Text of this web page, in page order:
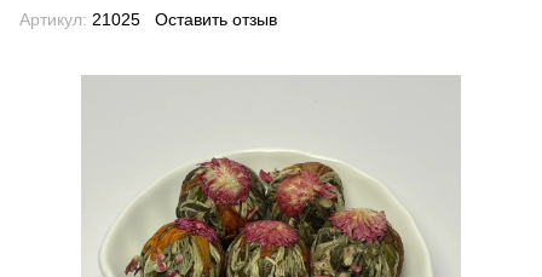
Артикул: 21025 Оставить отзыв